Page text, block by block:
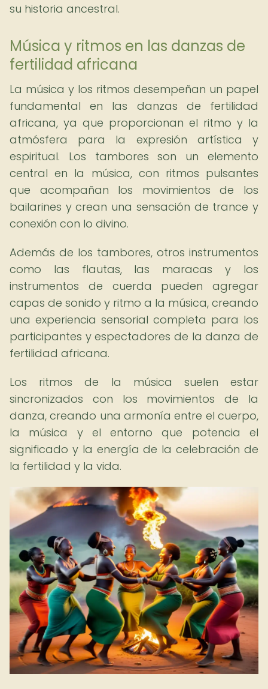
su historia ancestral.
Música y ritmos en las danzas de
fertilidad africana
La música y los ritmos desempeñan un papel
fundamental en las danzas de fertilidad
africana, ya que proporcionan el ritmo y la
atmósfera para la expresión artística y
espiritual. Los tambores son un elemento
central en la música, con ritmos pulsantes
que acompañan los movimientos de los
bailarines y crean una sensación de trance y
conexión con lo divino.
Además de los tambores, otros instrumentos
como las flautas, las maracas y los
instrumentos de cuerda pueden agregar
capas de sonido y ritmo a la música, creando
una experiencia sensorial completa para los
participantes y espectadores de la danza de
fertilidad africana.
Los ritmos de la música suelen estar
sincronizados con los movimientos de la
danza, creando una armonía entre el cuerpo,
la música y el entorno que potencia el
significado y la energía de la celebración de
la fertilidad y la vida.